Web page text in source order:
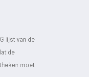
lijst van de
de
moet